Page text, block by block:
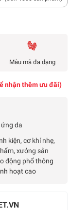
Mẫu mã đa dạng
nhận thêm ưu đãi)
da
kiện, cơ khí nhẹ,
xưởng sản
động phổ thông
hoạt cao